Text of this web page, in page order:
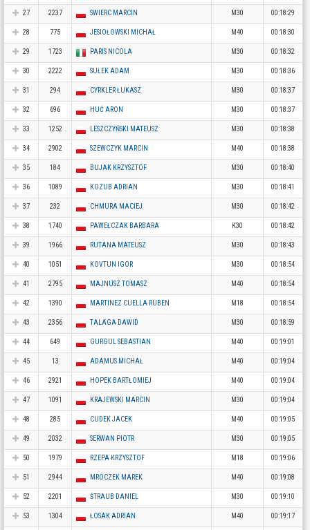
27 2237 SWIERC MARCIN M30 00:18:29
28 775 JESIOŁOWSKI MICHAŁ M40 00:18:30
29 1723 PARIS NICOLA M30 00:18:32
30 2222 SUŁEK ADAM M30 00:18:36
31 294 CYRKLER ŁUKASZ M30 00:18:37
32 696 HUĆ ARON M30 00:18:37
33 1252 LESZCZYŃSKI MATEUSZ M30 00:18:38
34 2902 SZEWCZYK MARCIN M40 00:18:38
35 184 BUJAK KRZYSZTOF M30 00:18:40
36 1089 KOZUB ADRIAN M30 00:18:41
37 232 CHMURA MACIEJ M30 00:18:42
38 1740 PAWEŁCZAK BARBARA K30 00:18:42
39 1966 RUTANA MATEUSZ M30 00:18:43
40 1051 KOVTUN IGOR M30 00:18:54
41 2795 MAJNUSZ TOMASZ M40 00:18:54
42 1390 MARTINEZ CUELLA RUBEN M18 00:18:54
43 2356 TALAGA DAWID M30 00:18:59
44 649 GURGUL SEBASTIAN M40 00:19:01
45 13 ADAMUS MICHAŁ M40 00:19:04
46 2921 HOPEK BARTŁOMIEJ M40 00:19:04
47 1091 KRAJEWSKI MARCIN M30 00:19:04
48 285 CUDEK JACEK M40 00:19:05
49 2032 SERWAN PIOTR M30 00:19:05
50 1979 RZEPA KRZYSZTOF M18 00:19:06
51 2944 MROCZEK MAREK M40 00:19:08
52 2201 ŠTRAUB DANIEL M30 00:19:10
53 1304 ŁOSAK ADRIAN M40 00:19:17